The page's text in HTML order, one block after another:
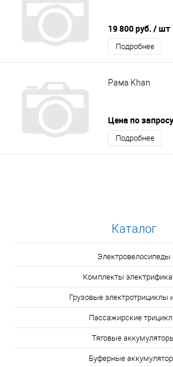
19 800 руб. / шт
Подробнее
Рама Khan
Цена по запросу
Подробнее
Каталог
Электровелосипеды
Комплекты
Грузовые электротрициклы
Пассажирские
Тяговые
Буферные